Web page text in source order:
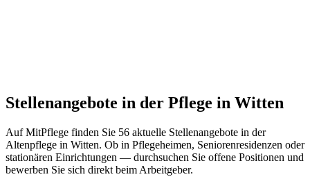
Stellenangebote in der Pflege in Witten
Auf MitPflege finden Sie 56 aktuelle Stellenangebote in der
Altenpflege in Witten. Ob in Pflegeheimen, Seniorenresidenzen oder
stationären Einrichtungen — durchsuchen Sie offene Positionen und
bewerben Sie sich direkt beim Arbeitgeber.